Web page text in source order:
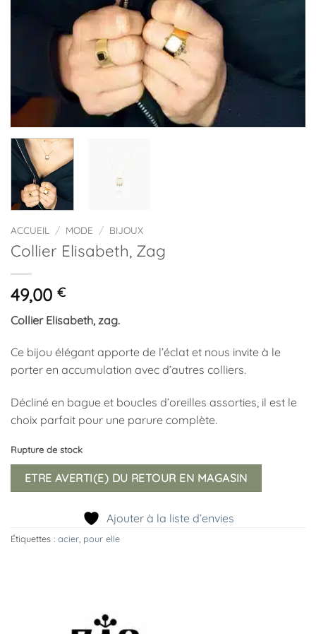
ACCUEIL / MODE / BIJOUX
Collier Elisabeth, Zag
49,00 €
Collier Elisabeth, zag.
Ce bijou élégant apporte de l’éclat et nous invite à le
porter en accumulation avec d’autres colliers.
Décliné en bague et boucles d’oreilles assorties, il est le
choix parfait pour une parure complète.
Rupture de stock
ETRE AVERTI(E) DU RETOUR EN MAGASIN
Ajouter à la liste d’envies
Étiquettes : acier pour elle